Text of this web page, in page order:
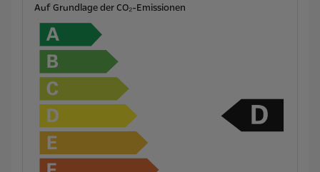
Auf Grundlage der CO₂-Emissionen